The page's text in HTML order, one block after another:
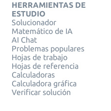
HERRAMIENTAS DE
ESTUDIO
Solucionador
Matemático de IA
AI Chat
Problemas populares
Hojas de trabajo
Hojas de referencia
Calculadoras
Calculadora gráfica
Verificar solución